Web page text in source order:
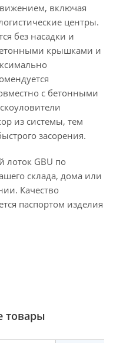
включая
центры.
без насадки и
крышками и
с бетонными
из системы, тем
засорения.
лоток GBU по
склада, дома или
Качество
паспортом изделия
товары